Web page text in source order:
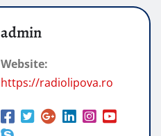
admin
Website:
https://radiolipova.ro